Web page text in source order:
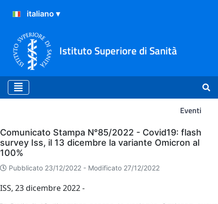
Istituto Superiore di Sanità
Eventi
Eventi
Comunicato Stampa N°85/2022 - Covid19: flash
survey Iss, il 13 dicembre la variante Omicron al
100%
Pubblicato 23/12/2022 - Modificato 27/12/2022
ISS, 23 dicembre 2022 -